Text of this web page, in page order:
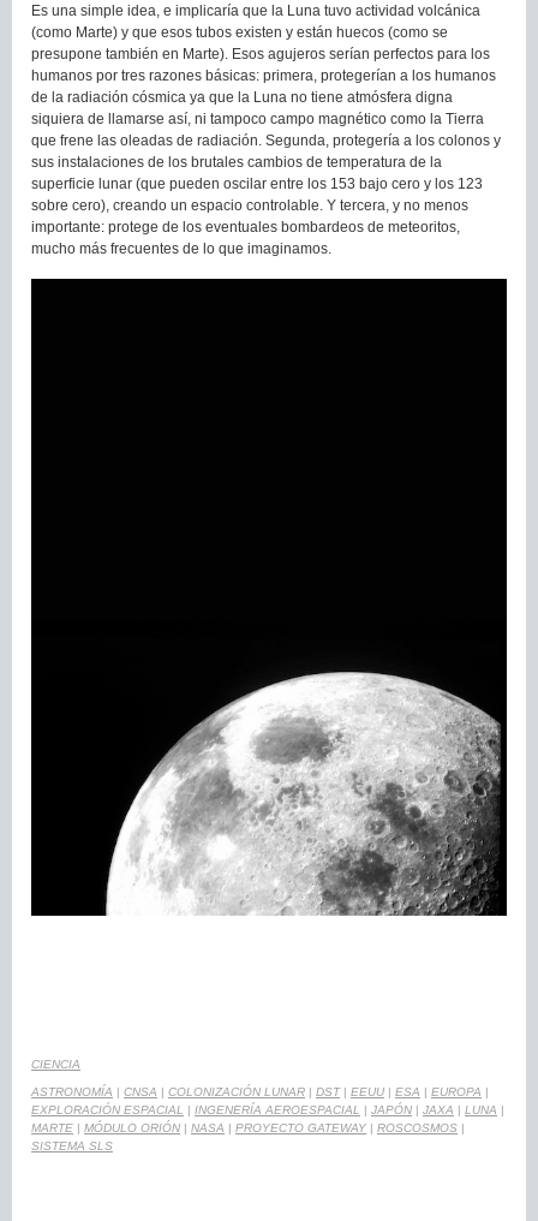
Es una simple idea, e implicaría que la Luna tuvo actividad volcánica
(como Marte) y que esos tubos existen y están huecos (como se
presupone también en Marte). Esos agujeros serían perfectos para los
humanos por tres razones básicas: primera, protegerían a los humanos
de la radiación cósmica ya que la Luna no tiene atmósfera digna
siquiera de llamarse así, ni tampoco campo magnético como la Tierra
que frene las oleadas de radiación. Segunda, protegería a los colonos y
sus instalaciones de los brutales cambios de temperatura de la
superficie lunar (que pueden oscilar entre los 153 bajo cero y los 123
sobre cero), creando un espacio controlable. Y tercera, y no menos
importante: protege de los eventuales bombardeos de meteoritos,
mucho más frecuentes de lo que imaginamos.
CIENCIA
ASTRONOMÍA CNSA COLONIZACIÓN LUNAR DST| EEUU ESA EUROPA
EXPLORACIÓN ESPACIAL
INGENERÍA AEROESPACIAL JAPÓN JAXA LUNA
MARTE
MÓDULO ORIÓN NASA PROYECTO GATEWAY ROSCOSMOS
SISTEMA SLS